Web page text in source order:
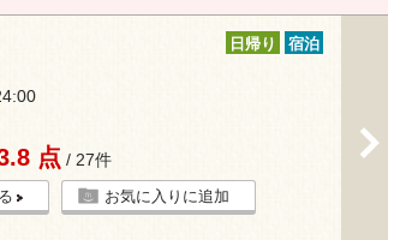
日帰り 宿泊
点 / 27件
お気に入りに追加